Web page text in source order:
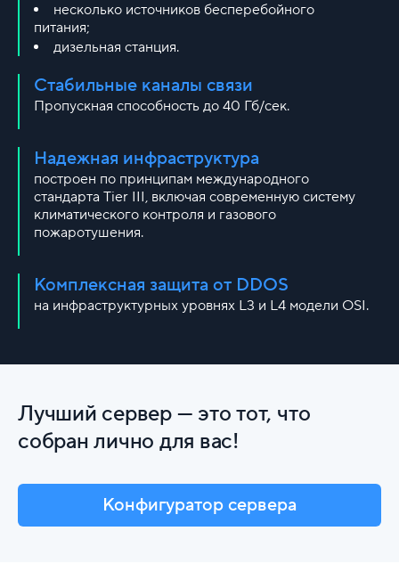
несколько источников бесперебойного
питания;
дизельная станция.
Стабильные каналы связи
Пропускная способность до 40 Гб/сек.
Надежная инфраструктура
построен по принципам международного
стандарта Tier III, включая современную систему
климатического контроля и газового
пожаротушения.
Комплексная защита от DDOS
на инфраструктурных уровнях L3 и L4 модели OSI.
Лучший сервер — это тот, что
собран лично для вас!
Конфигуратор сервера